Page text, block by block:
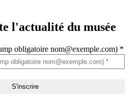
l'actualité du musée
obligatoire nom@exemple.com) *